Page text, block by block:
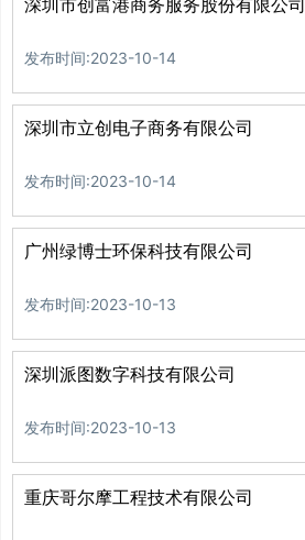
深圳市创富港商务服务股份有限公司
发布时间:2023-10-14
深圳市立创电子商务有限公司
发布时间:2023-10-14
广州绿博士环保科技有限公司
发布时间:2023-10-13
深圳派图数字科技有限公司
发布时间:2023-10-13
重庆哥尔摩工程技术有限公司